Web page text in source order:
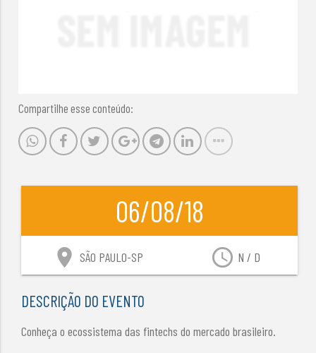
Compartilhe esse conteúdo:
06/08/18
access_time N / D
location_on SÃO PAULO-SP
DESCRIÇÃO DO EVENTO
Conheça o ecossistema das fintechs do mercado brasileiro.